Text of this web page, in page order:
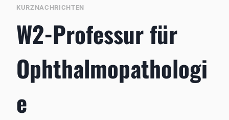
KURZNACHRICHTEN
W2-Professur für
Ophthalmopathologi
e